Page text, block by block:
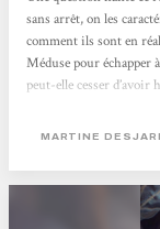
sans arrêt, on les
comment ils sont en
Méduse pour échapper
peut-elle cesser d’avoir
Si cette existence nous
MARTINE